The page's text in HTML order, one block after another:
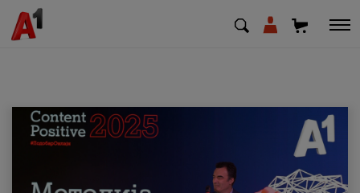
МК EN